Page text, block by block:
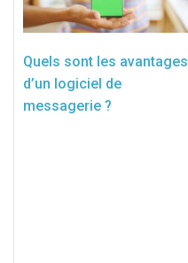
Quels sont les avantages
d’un logiciel de
messagerie ?